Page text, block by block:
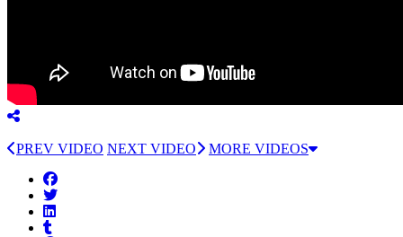
PREV VIDEO NEXT VIDEO MORE VIDEOS